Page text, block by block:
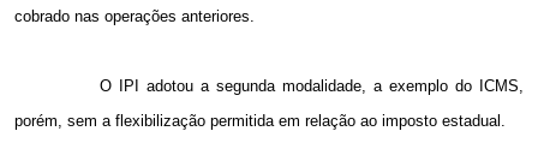
cobrado nas operações anteriores.
O IPI adotou a segunda modalidade, a exemplo do ICMS,
porém, sem a flexibilização permitida em relação ao imposto estadual.